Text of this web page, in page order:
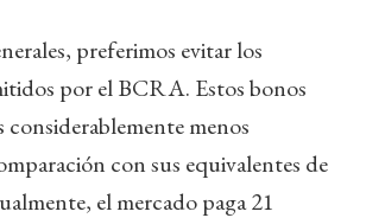
preferimos evitar los
por el BCRA. Estos bonos
considerablemente menos
con sus equivalentes de
el mercado paga 21